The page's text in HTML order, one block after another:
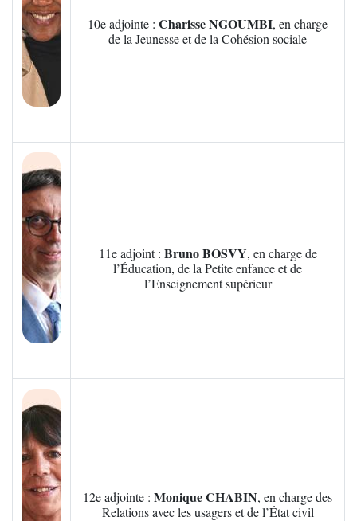
10e adjointe : Charisse NGOUMBI, en charge
de la Jeunesse et de la Cohésion sociale
11e adjoint : Bruno BOSVY, en charge de
l’Éducation, de la Petite enfance et de
l’Enseignement supérieur
12e adjointe : Monique CHABIN, en charge des
Relations avec les usagers et de l’État civil